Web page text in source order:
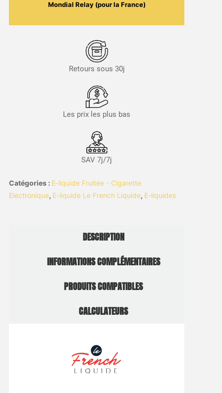
Mondial Relay (pour la France)
Retours sous 30j
Les prix les plus bas
SAV 7j/7j
Catégories : E-liquide Fruitée - Cigarette
Electronique, E-liquide Le French Liquide, E-liquides
DESCRIPTION
INFORMATIONS COMPLÉMENTAIRES
PRODUITS COMPATIBLES
CALCULATEURS